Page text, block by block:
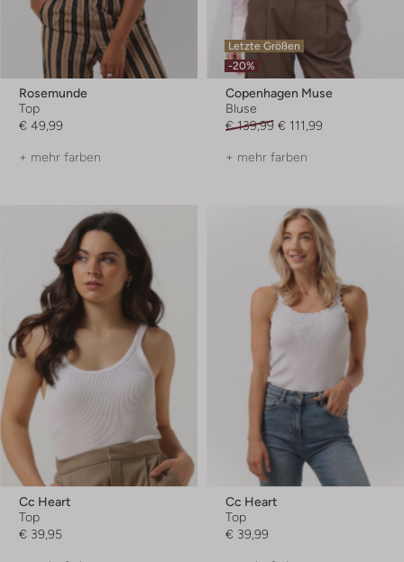
Rosemunde
Top
€ 49,99
+ mehr farben
Letzte Größen
-20%
Copenhagen Muse
Bluse
€ 139,99 € 111,99
+ mehr farben
Cc Heart
Top
€ 39,95
Cc Heart
Top
€ 39,99